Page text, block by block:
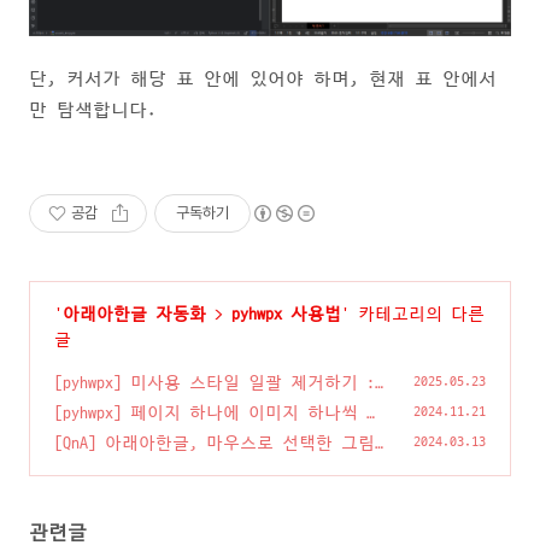
단, 커서가 해당 표 안에 있어야 하며, 현재 표 안에서
만 탐색합니다.
공감 구독하기
' 아래아한글 자동화 > pyhwpx 사용법 ' 카테고리의 다른
글
[pyhwpx] 미사용 스타일 일괄 제거하기 :
remove_unused_styles
(0)
2025.05.23
[pyhwpx] 페이지 하나에 이미지 하나씩 수
백장 삽입해야 할 때...
(1)
2024.11.21
[QnA] 아래아한글, 마우스로 선택한 그림
2024.03.13
관련글